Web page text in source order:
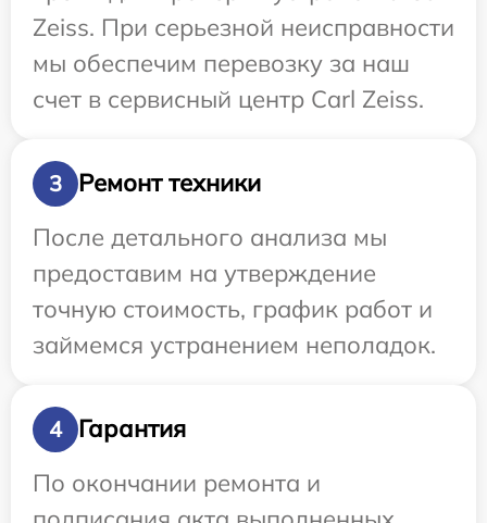
Zeiss. При серьезной неисправности
мы обеспечим перевозку за наш
счет в сервисный центр Carl Zeiss.
3
Ремонт техники
После детального анализа мы
предоставим на утверждение
точную стоимость, график работ и
займемся устранением неполадок.
4
Гарантия
По окончании ремонта и